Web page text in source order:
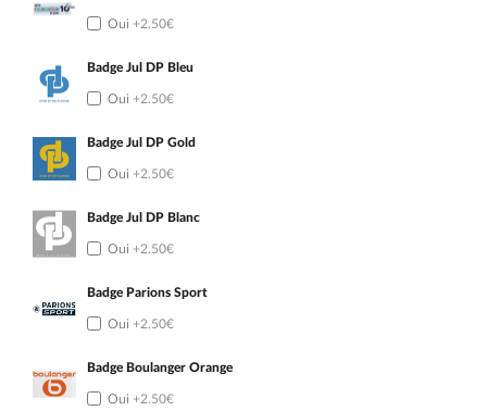
Oui +2.50€
Badge Jul DP Bleu
Oui +2.50€
Badge Jul DP Gold
Oui +2.50€
Badge Jul DP Blanc
Oui +2.50€
Badge Parions Sport
Oui +2.50€
Badge Boulanger Orange
Oui +2.50€